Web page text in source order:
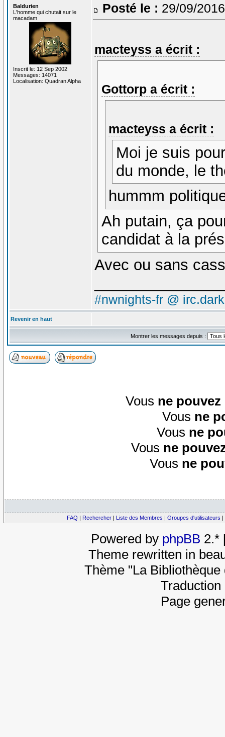
Baldurien
L'homme qui chutait sur le
macadam
Inscrit le: 12 Sep 2002
Messages: 14071
Localisation: Quadran Alpha
Posté le : 29/09/
macteyss a écrit :
Gottorp a écrit :
macteyss a écrit :
Moi je suis
du monde, le
hummm
Ah putain, ça
candidat à la
Avec ou sans
#nwnights-fr @
Revenir en haut
Montrer les messages depuis :
Vous ne pouvez
Vous ne
Vous ne
Vous ne
Vous ne
FAQ | Rechercher | Liste des Membres | Groupes d'utilisateurs |
Powered by phpBB 2.*
Theme rewritten in
Thème "La
Page